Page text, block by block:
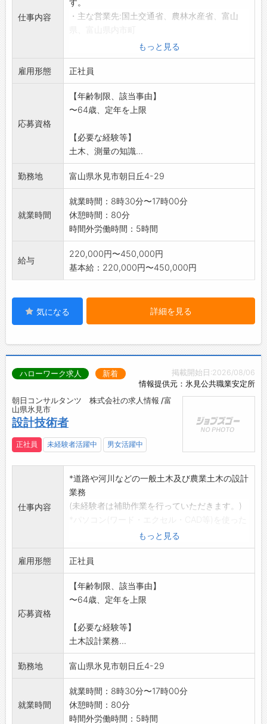
仕事内容
す。
・主な営業先:国土交通省、農林水産省、富山
村、土地改良区等
業務内容詳細
・公共事業の見積書を作成・提出、入札対応、
発注機関との打ち
合わせ等
・受注後の地元自治会、地元住民等への挨拶や
・測量、設計、補償担当者と同行し打ち合わせ
や調整作業
・実務内容を把握するため、測量、設計の補助
作業
更範囲:変更なし」
もっと見る
雇用形態 正社員
応募資格
【年齢制限、該当事由】
〜64歳、定年を上限
【必要な経験等】
土木、測量の知識...
勤務地 富山県氷見市朝日丘4-29
就業時間
就業時間：8時30分〜17時00分
休憩時間：80分
時間外労働時間：5時間
給与
220,000円〜450,000円
基本給：220,000円〜450,000円
気になる 詳細を見る
掲載開始日:2026/08/06
情報提供元：氷見公共職業安定所
ハローワーク求人 新着
朝日コンサルタンツ 株式会社の求人情報 /富
山県氷見市
設計技術者
正社員 未経験者活躍中 男女活躍中
仕事内容
*道路や河川などの一般土木及び農業土木の設計
業務
(未経験者は補助作業を行っていただきます。)
図面作成等の業務に携わっていただきます。
※面接希望の方はハローワークから『紹介状』
の交付を
受けてください。
「変更範囲:変更
もっと見る
雇用形態 正社員
応募資格
【年齢制限、該当事由】
〜64歳、定年を上限
【必要な経験等】
土木設計業務...
勤務地 富山県氷見市朝日丘4-29
就業時間
就業時間：8時30分〜17時00分
休憩時間：80分
時間外労働時間：5時間